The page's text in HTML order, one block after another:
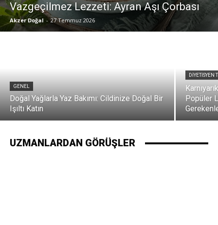
Vazgeçilmez Lezzeti: Ayran Aşı Çorbası
Akzer Doğal - 27 Temmuz 2026
GENEL
Doğal Yağlarla Yaz Bakımı: Cildinize Doğal Bir
Işıltı Katın
DIYETISYEN
Popüler
UZMANLARDAN GÖRÜŞLER